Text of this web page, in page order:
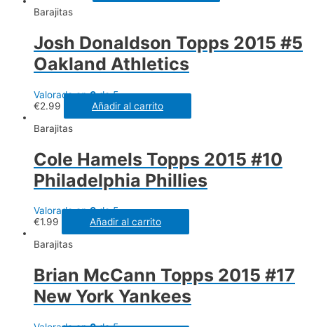
Barajitas
Josh Donaldson Topps 2015 #5
Oakland Athletics
Valorado en0de 5
€2.99
Añadir al carrito
Barajitas
Cole Hamels Topps 2015 #10
Philadelphia Phillies
Valorado en0de 5
€1.99
Añadir al carrito
Barajitas
Brian McCann Topps 2015 #17
New York Yankees